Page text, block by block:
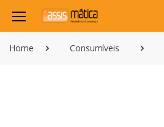
Home Consumíveis